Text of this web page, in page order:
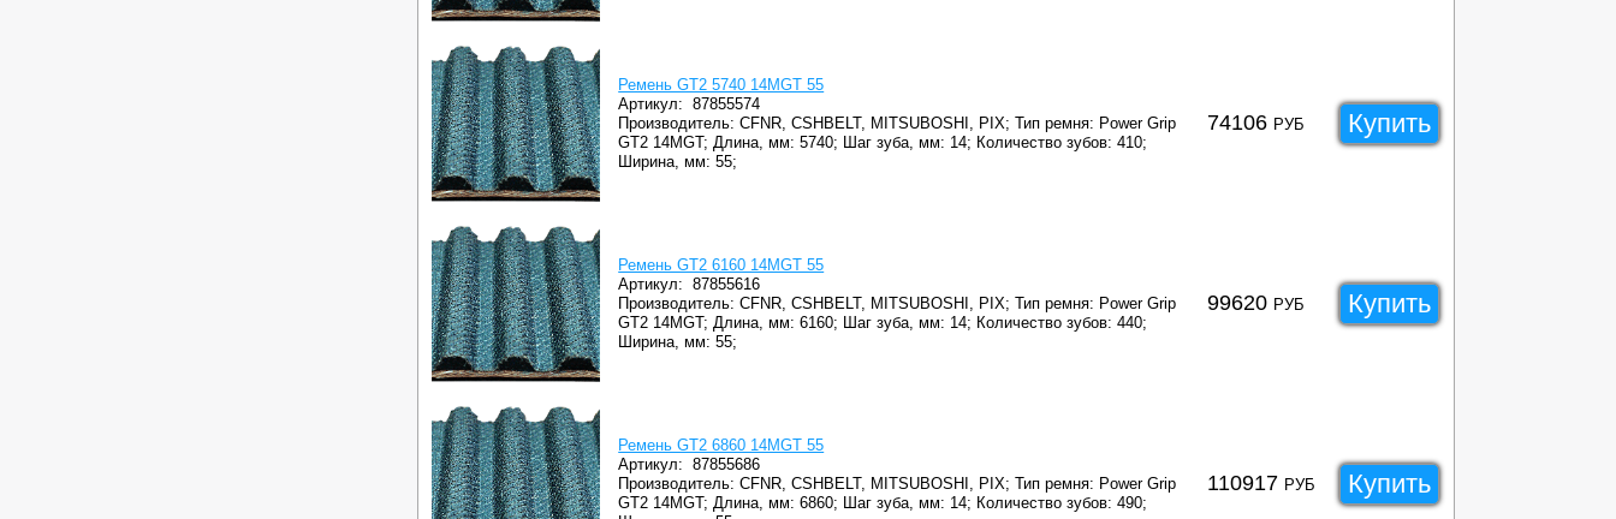
Ремень GT2 5740 14MGT 55
Артикул:87855574
Производитель: CFNR, CSHBELT, MITSUBOSHI, PIX; Тип ремня: Power Grip
GT2 14MGT; Длина, мм: 5740; Шаг зуба, мм: 14; Количество зубов: 410;
Ширина, мм: 55;
74106 РУБ Купить
Ремень GT2 6160 14MGT 55
Артикул:87855616
Производитель: CFNR, CSHBELT, MITSUBOSHI, PIX; Тип ремня: Power Grip
GT2 14MGT; Длина, мм: 6160; Шаг зуба, мм: 14; Количество зубов: 440;
Ширина, мм: 55;
99620 РУБ Купить
Ремень GT2 6860 14MGT 55
Артикул:87855686
Производитель: CFNR, CSHBELT, MITSUBOSHI, PIX; Тип ремня: Power Grip
GT2 14MGT; Длина, мм: 6860; Шаг зуба, мм: 14; Количество зубов: 490;
110917 РУБ Купить